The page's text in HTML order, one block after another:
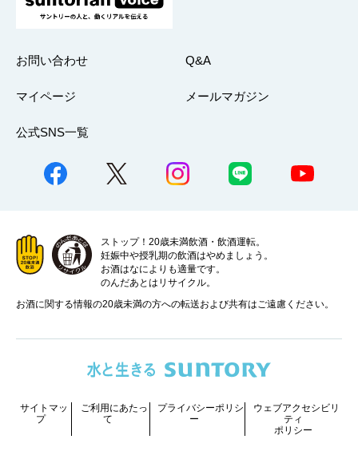
お問い合わせ Q&A
マイページ メールマガジン
公式SNS一覧
ストップ！20歳未満飲酒・飲酒運転。
妊娠中や授乳期の飲酒はやめましょう。
お酒はなによりも適量です。
のんだあとはリサイクル。
お酒に関する情報の20歳未満の方への転送および共有はご遠慮ください。
サイトマッ
プ
ご利用にあたっ
て
プライバシーポリシ
ー
ウェブアクセシビリ
ティ
ポリシー